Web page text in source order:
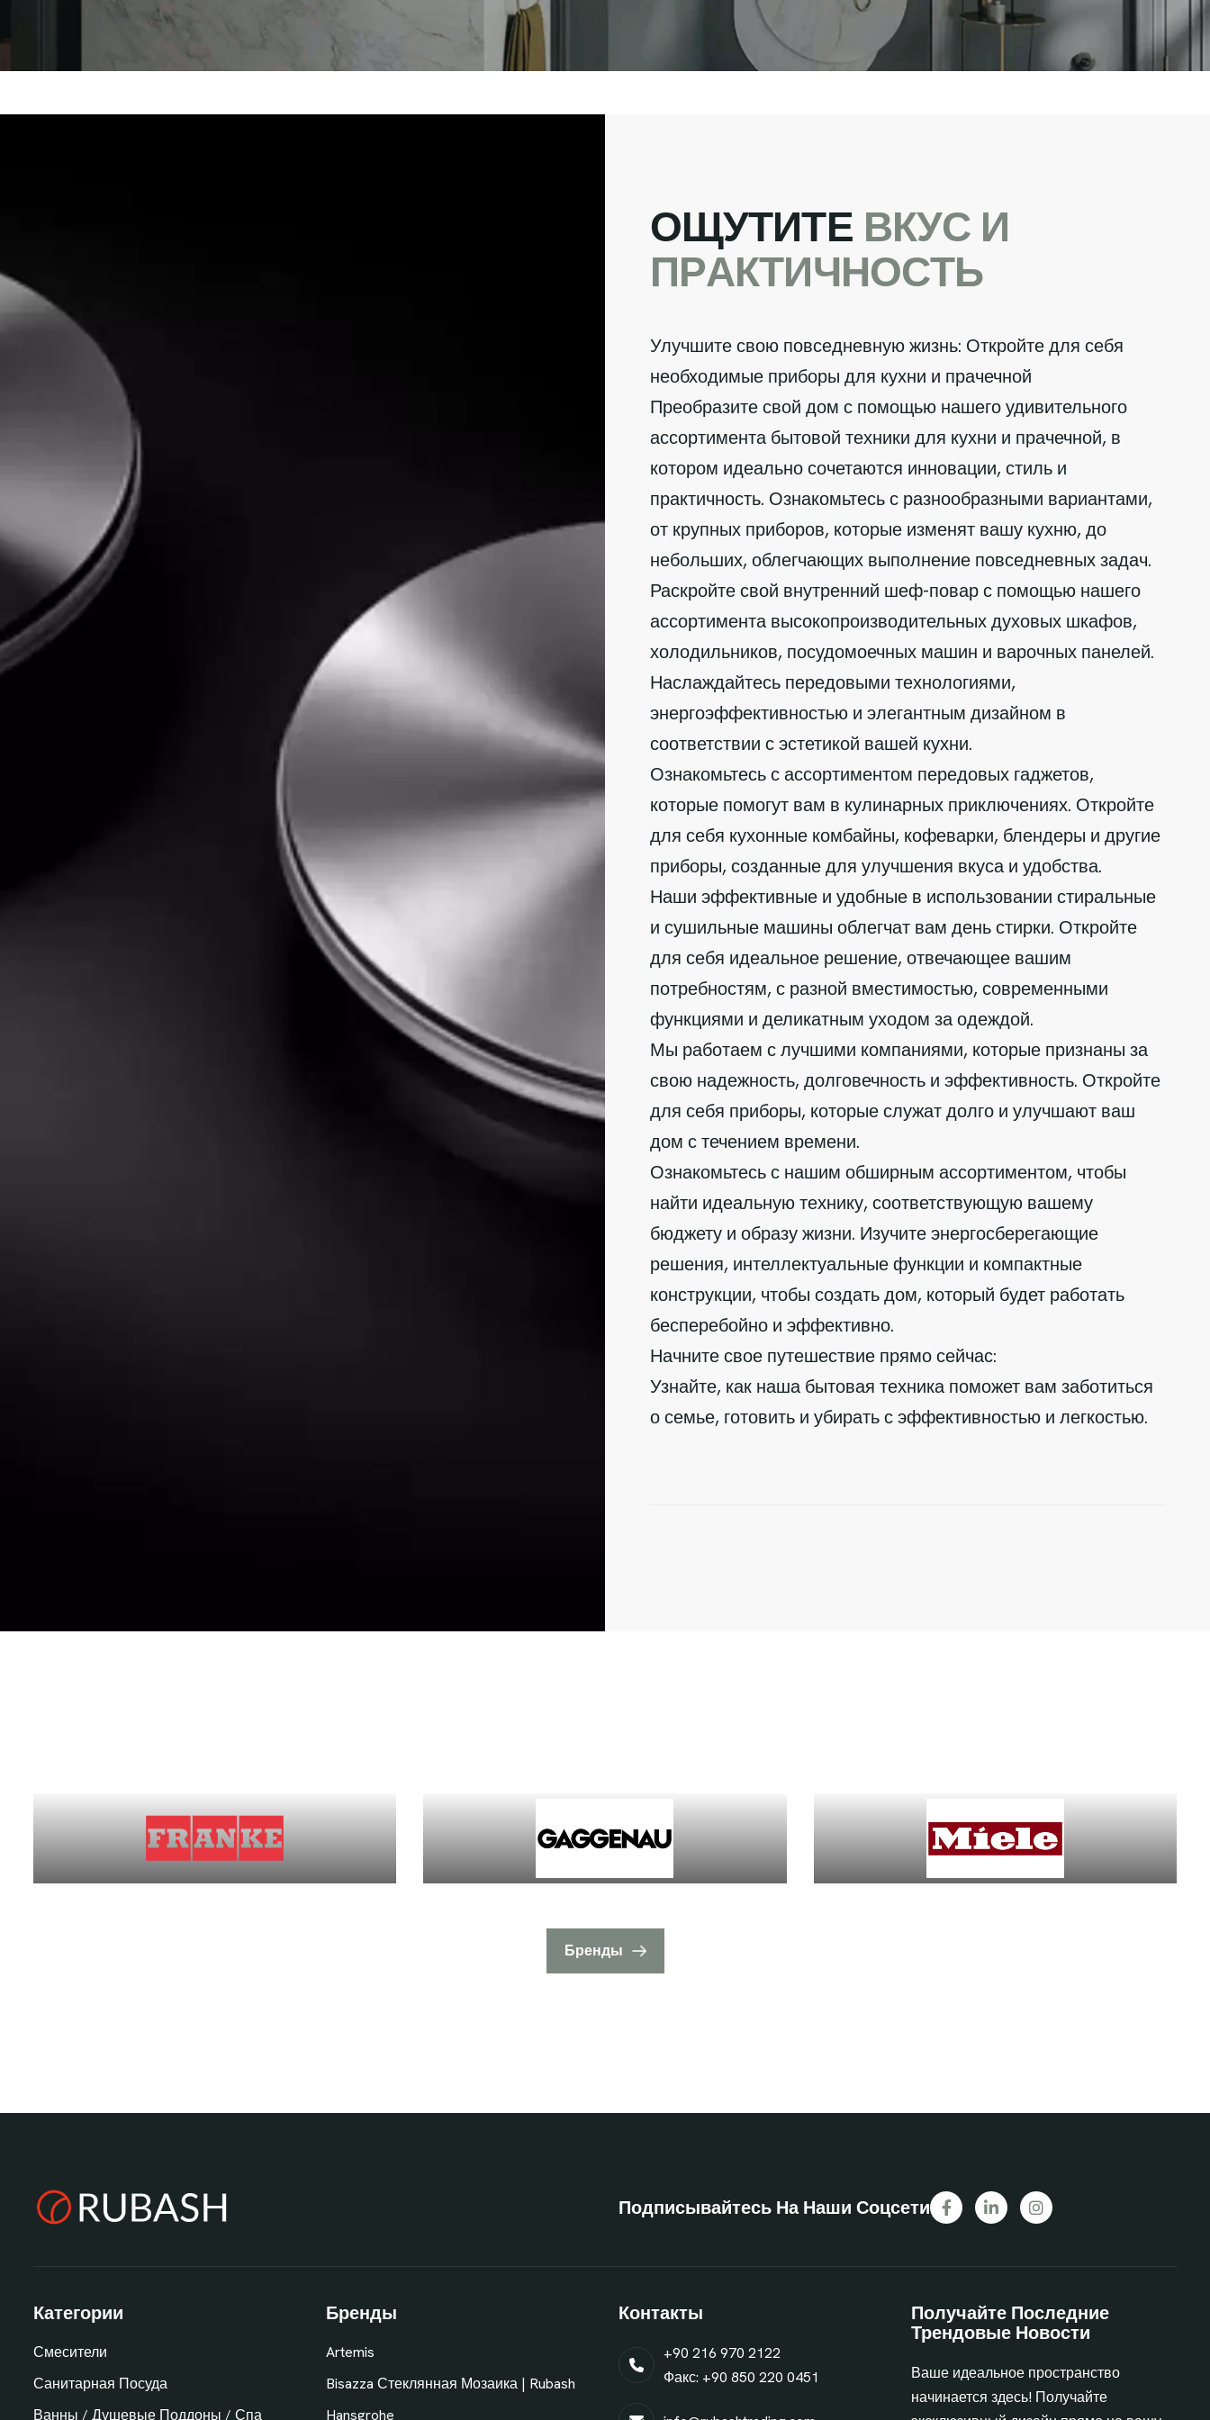
ОЩУТИТЕ ВКУС И
ПРАКТИЧНОСТЬ
Улучшите свою повседневную жизнь: Откройте для себя
необходимые приборы для кухни и прачечной
Преобразите свой дом с помощью нашего удивительного
ассортимента бытовой техники для кухни и прачечной, в
котором идеально сочетаются инновации, стиль и
практичность. Ознакомьтесь с разнообразными вариантами,
от крупных приборов, которые изменят вашу кухню, до
небольших, облегчающих выполнение повседневных задач.
Раскройте свой внутренний шеф-повар с помощью нашего
ассортимента высокопроизводительных духовых шкафов,
холодильников, посудомоечных машин и варочных панелей.
Наслаждайтесь передовыми технологиями,
энергоэффективностью и элегантным дизайном в
соответствии с эстетикой вашей кухни.
Ознакомьтесь с ассортиментом передовых гаджетов,
которые помогут вам в кулинарных приключениях. Откройте
для себя кухонные комбайны, кофеварки, блендеры и другие
приборы, созданные для улучшения вкуса и удобства.
Наши эффективные и удобные в использовании стиральные
и сушильные машины облегчат вам день стирки. Откройте
для себя идеальное решение, отвечающее вашим
потребностям, с разной вместимостью, современными
функциями и деликатным уходом за одеждой.
Мы работаем с лучшими компаниями, которые признаны за
свою надежность, долговечность и эффективность. Откройте
для себя приборы, которые служат долго и улучшают ваш
дом с течением времени.
Ознакомьтесь с нашим обширным ассортиментом, чтобы
найти идеальную технику, соответствующую вашему
бюджету и образу жизни. Изучите энергосберегающие
решения, интеллектуальные функции и компактные
конструкции, чтобы создать дом, который будет работать
бесперебойно и эффективно.
Начните свое путешествие прямо сейчас:
Узнайте, как наша бытовая техника поможет вам заботиться
о семье, готовить и убирать с эффективностью и легкостью.
Бренды
Подписывайтесь На Наши Соцсети
Категории
Смесители
Санитарная Посуда
Ванны / Душевые Поддоны / Спа
Бренды
Artemis
Bisazza Стеклянная Мозаика | Rubash
Hansgrohe
Контакты
+90 216 970 2122
Факс: +90 850 220 0451
Получайте Последние
Трендовые Новости
Ваше идеальное пространство
начинается здесь! Получайте